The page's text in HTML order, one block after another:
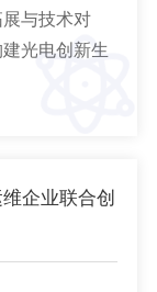
与技术对
光电创新生
企业联合创